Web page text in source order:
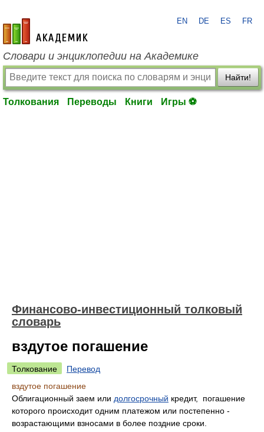
academic.ru
EN DE ES FR
Словари и энциклопедии на Академике
Найти!
Толкования Переводы Книги Игры ⚽
Финансово-инвестиционный толковый
словарь
вздутое погашение
Толкование
Перевод
вздутое погашение
Облигационный заем или долгосрочный кредит, погашение
которого происходит одним платежом или постепенно -
возрастающими взносами в более поздние сроки.